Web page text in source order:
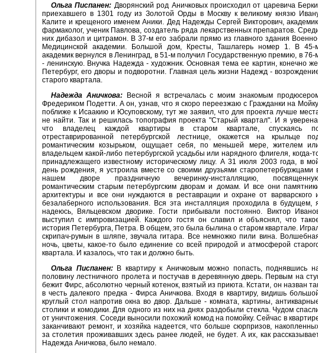
Ольга Писпанен: Дворянский род Аничковых происходил от царевича Берки,
приехавшего в 1301 году из Золотой Орды в Москву к великому князю
Калите и крещеного именем Аники. Дед Надежды Сергей Викторович, академик,
фармаколог, ученик Павлова, создатель ряда лекарственных препаратов.
них дибазол и цитрамон. В 37-м его забрали прямо из главного здания
Медицинской академии. Большой дом, Кресты, Ташлагерь номер 1. В 45-
академик вернулся в Ленинград, в 51-м получил Государственную премию, в 76-
- ленинскую. Внучка Надежда - художник. Основная тема ее картин, конечно же,
Петербург, его дворы и подворотни. Главная цель жизни Надежд -
старого квартала.
Надежда Аничкова:Весной я встречалась с моим знакомым
Фредериком Подетти. А он, узнав, что я скоро переезжаю с Гражданки на Мойку,
поближе к Исаакию и Юсуповскому, тут же заявил, что для проекта лучше
не найти. Так и решилась топография проекта "Старый квартал". И я уверена,
что владелец каждой квартиры в старом квартале, спускаясь
отреставрированной петербургской лестнице, окажется на крыльце
романтическим козырьком, ощущает себя, по меньшей мере, жителем
владельцем какой-либо петербургской усадьбы или нарядного флигеля, когда-
принадлежащего известному историческому лицу. А 31 июля 2003 года, в
день рождения, я устроила вместе со своими друзьями старопетербуржцами
нашем дворе праздничную вечеринку-инсталляцию,
романтическим старым петербургским дворам и домам. И все они
архитектуры и все они нуждаются в реставрации и охране от варварского
безалаберного использования. Вся эта инсталляция проходила в будущем,
надеюсь, Вяльцевском дворике. Гости прибывали постоянно. Виктор
выступил с импровизацией. Каждого гостя он славил и объяснял, что
история Петербурга, Петра. В общем, это была былина о старом квартале.
скрипач-румын в шляпе, звучала гитара. Все немножко пили вина.
ночь, цветы, какое-то было единение со всей природой и атмосферой
квартала. И казалось, что так и должно быть.
Ольга Писпанен:В квартиру к Аничковым можно попасть, поднявшись
половину лестничного пролета и постучав в деревянную дверь. Первым на
бежит Фирс, абсолютно черный котенок, взятый из приюта. Кстати, он назван
в честь далекого предка - Фирса Аничкова. Входя в квартиру, видишь
круглый стол напротив окна во двор. Дальше - комната, картины,
столики и комодики. Для одного из них на днях раздобыли стекла. Чудом
от уничтожения. Соседи выносили похожий комод на помойку. Сейчас в
заканчивают ремонт, и хозяйка надеется, что больше сюрпризов,
за столетия проживавших здесь ранее людей, не будет. А их, как
Надежда Аничкова, было немало.